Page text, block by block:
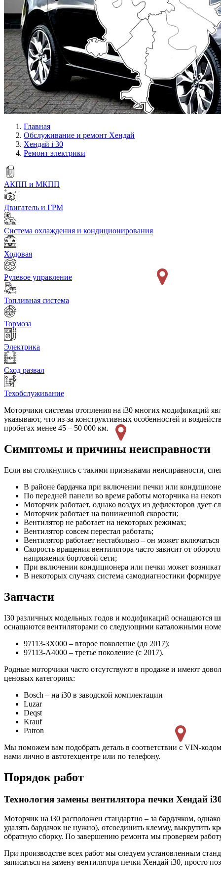
Главная
Обслуживание и ремонт Хендай
Хендай i 30
Ремонт электрики
АКПП и МКПП
Двигатель и ГРМ
Система охлаждения и кондиционирования
Ходовая
Рулевое управление
Топливная система
Тормоза
Электрика
Сход развал
Техобслуживание
Моторчики системы отопления на i30 многих модификаций
указывают, что из-за конструктивных особенностей и
пробегах менее 45 – 50 000 км.
Симптомы и причины неисправности
Если вы столкнулись с такими признаками неисправности,
В районе бардачка при включении печки или
По передней панели во время работы моторчика на
Моторчик работает, однако воздух из дефлекторов дует
Моторчик работает на пониженной скорости;
Вентилятор не работает на некоторых режимах;
Вентилятор совсем перестал работать;
Вентилятор работает нестабильно – он может
Скорость вращения вентилятора часто зависит от
напряжения бортовой сети;
При включении кондиционера или печки может
В некоторых случаях система самодиагностики
Запчасти
I30 различных модельных годов и модификаций оснащаются
оснащаются вентиляторами со следующими каталожными
97113-3X000 – второе поколение (до 2017);
97113-A4000 – третье поколение (с 2017).
Родные моторчики часто отсутствуют в продаже и имеют
ценовых категориях:
Bosch – на i30 в заводской комплектации
Luzar
Deqst
Krauf
Patron
Мы поможем вам подобрать деталь в соответствии с VIN-
нами лично в автотехцентре или по телефону.
Порядок работ
Технология замены вентилятора печки Хендай
Моторчик на i30 расположен стандартно – за бардачком,
удалять бардачок не нужно), отсоединить клемму, выкрутить
обратную сборку. По завершению ремонта мы проверяем
При производстве всех работ мы следуем установленным
записаться на замену вентилятора печки Хендай i30, просто